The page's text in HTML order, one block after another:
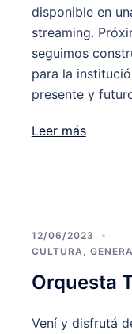
disponible en
streaming.
seguimos
para la
presente y
Leer más
12/06/2023
CULTURA
Orquesta
Vení y disfrutá